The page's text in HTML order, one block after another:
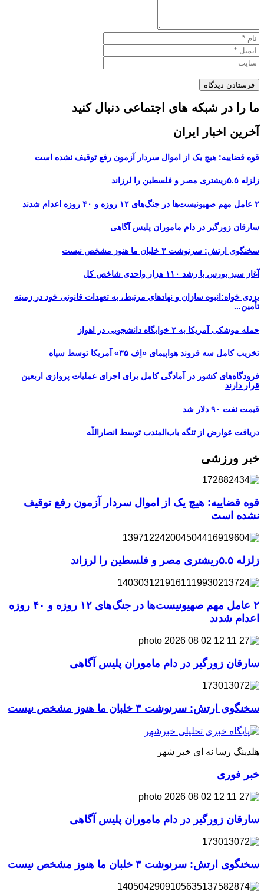
ما را در شبکه های اجتماعی دنبال کنید
آخرین اخبار ایران
قوه قضاییه: هیچ یک از اموال سردار آزمون رفع توقیف نشده است
زلزله ۵.۵ریشتری مصر و فلسطین را لرزاند
۲ عامل مهم صهیونیست‌ها در جنگ‌های ۱۲ روزه و ۴۰ روزه اعدام شدند
سارقان زورگیر در دام ماموران پلیس آگاهی
سخنگوی ارتش: سرنوشت ۳ خلبان ما هنوز مشخص نیست
آغاز سبز بورس با رشد ۱۱۰ هزار واحدی شاخص کل
یزدی خواه:انبوه سازان و نهادهای مرتبط، به تعهدات قانونی خود در زمینه
تأمین...
حمله موشکی آمریکا به ۲ خوابگاه دانشجویی در اهواز
تخریب کامل سه فروند هواپیمای «اِف ۳۵» آمریکا توسط سپاه
فرودگاه‌های کشور در آمادگی کامل برای اجرای عملیات پروازی اربعین
قرار دارند
قیمت نفت ۹۰ دلار شد
دریافت عوارض از تنگه باب‌المندب توسط انصاراللّه
خبر ورزشی
قوه قضاییه: هیچ یک از اموال سردار آزمون رفع توقیف
نشده است
زلزله ۵.۵ریشتری مصر و فلسطین را لرزاند
۲ عامل مهم صهیونیست‌ها در جنگ‌های ۱۲ روزه و ۴۰ روزه
اعدام شدند
سارقان زورگیر در دام ماموران پلیس آگاهی
سخنگوی ارتش: سرنوشت ۳ خلبان ما هنوز مشخص نیست
هلدینگ رسا نه ای خبر شهر
خبر فوری
سارقان زورگیر در دام ماموران پلیس آگاهی
سخنگوی ارتش: سرنوشت ۳ خلبان ما هنوز مشخص نیست